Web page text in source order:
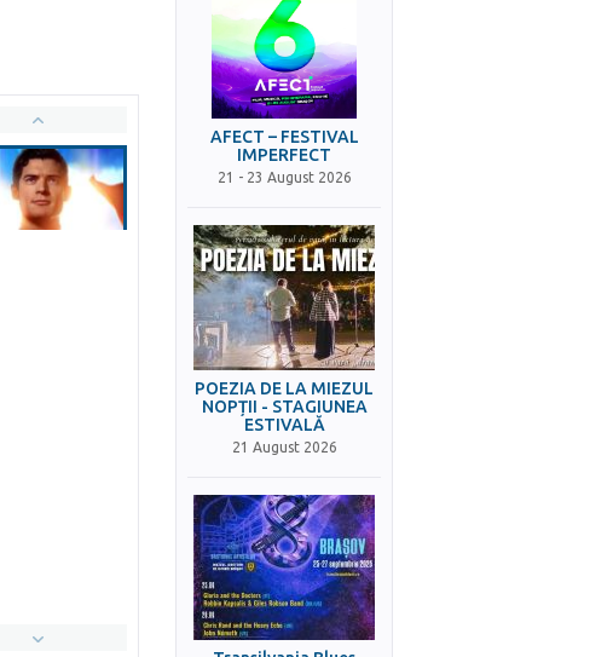
AFECT – FESTIVAL
IMPERFECT
21 - 23 August 2026
POEZIA DE LA MIEZUL
NOPȚII - STAGIUNEA
ESTIVALĂ
21 August 2026